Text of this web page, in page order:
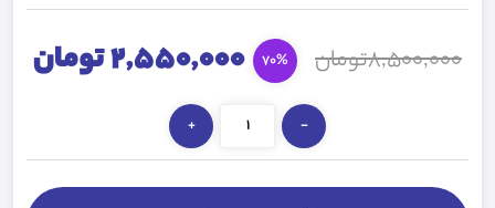
8,500,000تومان 70% 2,550,000 تومان
-
+